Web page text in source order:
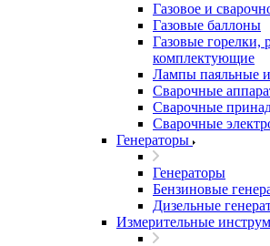
Газовое и
Газовые баллоны
Газовые горелки,
комплектующие
Лампы паяльные
Сварочные
Сварочные
Сварочные
Генераторы
Генераторы
Бензиновые
Дизельные
Измерительные